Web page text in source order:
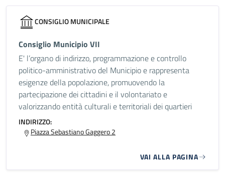
CONSIGLIO MUNICIPALE
Consiglio Municipio VII
E' l’organo di indirizzo, programmazione e controllo
politico-amministrativo del Municipio e rappresenta
esigenze della popolazione, promuovendo la
partecipazione dei cittadini e il volontariato e
valorizzando entità culturali e territoriali dei quartieri
INDIRIZZO:
Piazza Sebastiano Gaggero 2
VAI ALLA PAGINA